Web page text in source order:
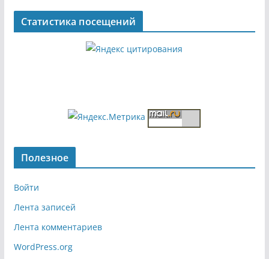
Статистика посещений
Полезное
Войти
Лента записей
Лента комментариев
WordPress.org